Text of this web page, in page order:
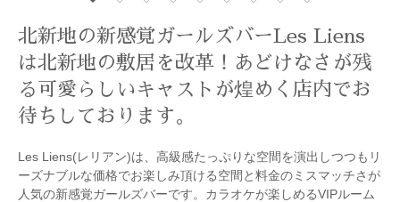
北新地の新感覚ガールズバーLes Liens
は北新地の敷居を改革！あどけなさが残
る可愛らしいキャストが煌めく店内でお
待ちしております。
Les Liens(レリアン)は、高級感たっぷりな空間を演出しつつもリ
ーズナブルな価格でお楽しみ頂ける空間と料金のミスマッチさが
人気の新感覚ガールズバーです。カラオケが楽しめるVIPルーム